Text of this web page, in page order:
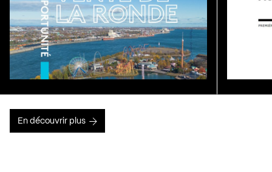
En découvrir plus